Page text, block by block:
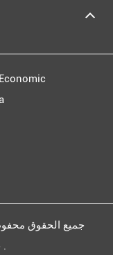
جميع الحقوق
جميع الحقوق محفوظة .